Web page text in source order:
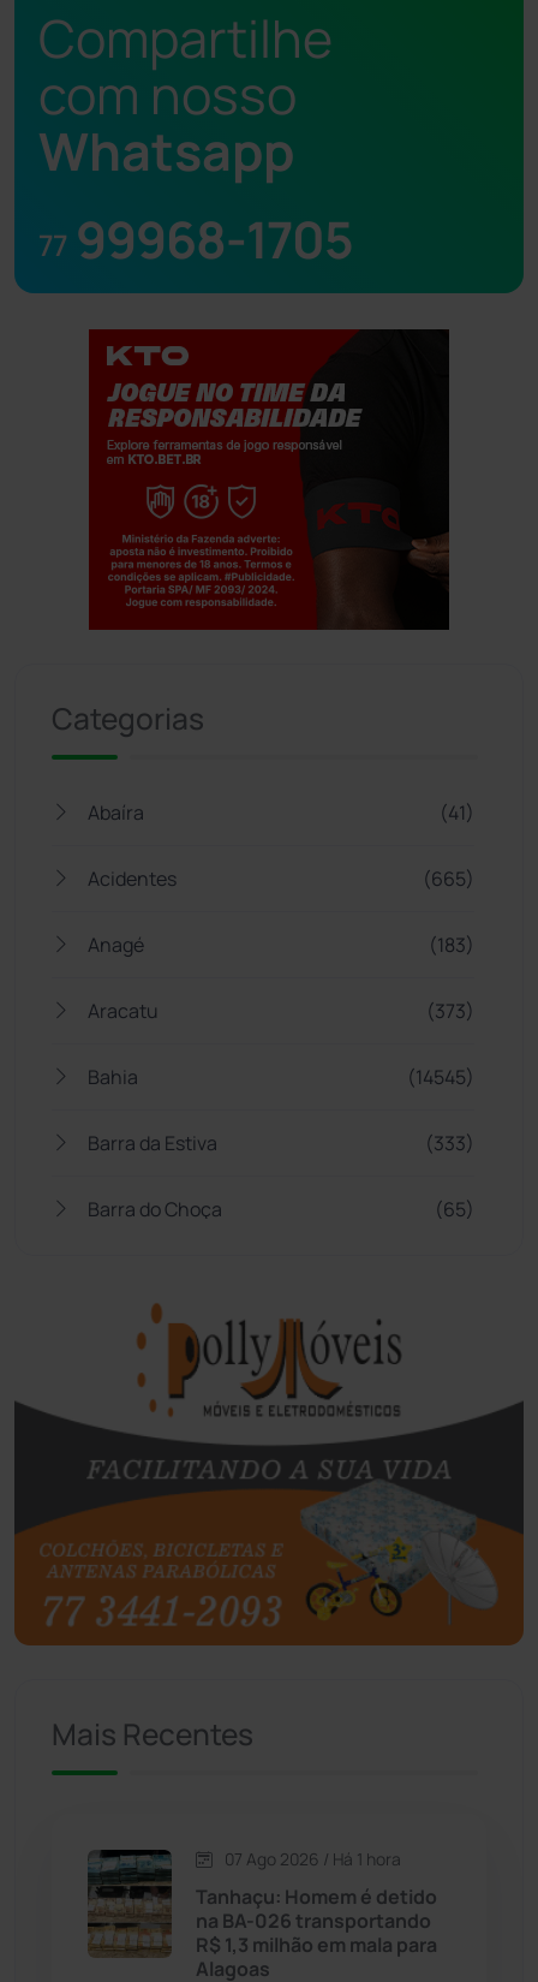
Compartilhe
com nosso
Whatsapp
77 99968-1705
Categorias
Abaíra (41)
Acidentes (665)
Anagé (183)
Aracatu (373)
Bahia (14545)
Barra da Estiva (333)
Barra do Choça (65)
Bom Jesus da Lapa
Boquira
Botuporã (72)
Brasil (7679)
Brumado (31955)
Caetanos
Candiba
Cândido Sales (121)
Mais Recentes
07 Ago 2026 / Há 1 hora
Tanhaçu: Homem é detido
na BA-026 transportando
R$ 1,3 milhão em mala para
Alagoas